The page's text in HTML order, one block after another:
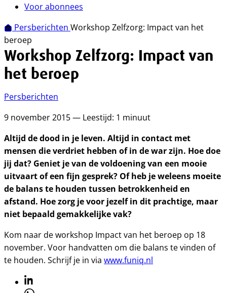
Voor abonnees
Persberichten Workshop Zelfzorg: Impact van het
beroep
Workshop Zelfzorg: Impact van
het beroep
Persberichten
9 november 2015 — Leestijd: 1 minuut
Altijd de dood in je leven. Altijd in contact met
mensen die verdriet hebben of in de war zijn. Hoe doe
jij dat? Geniet je van de voldoening van een mooie
uitvaart of een fijn gesprek? Of heb je weleens moeite
de balans te houden tussen betrokkenheid en
afstand. Hoe zorg je voor jezelf in dit prachtige, maar
niet bepaald gemakkelijke vak?
Kom naar de workshop Impact van het beroep op 18
november. Voor handvatten om die balans te vinden of
te houden. Schrijf je in via www.funiq.nl
Linkedin